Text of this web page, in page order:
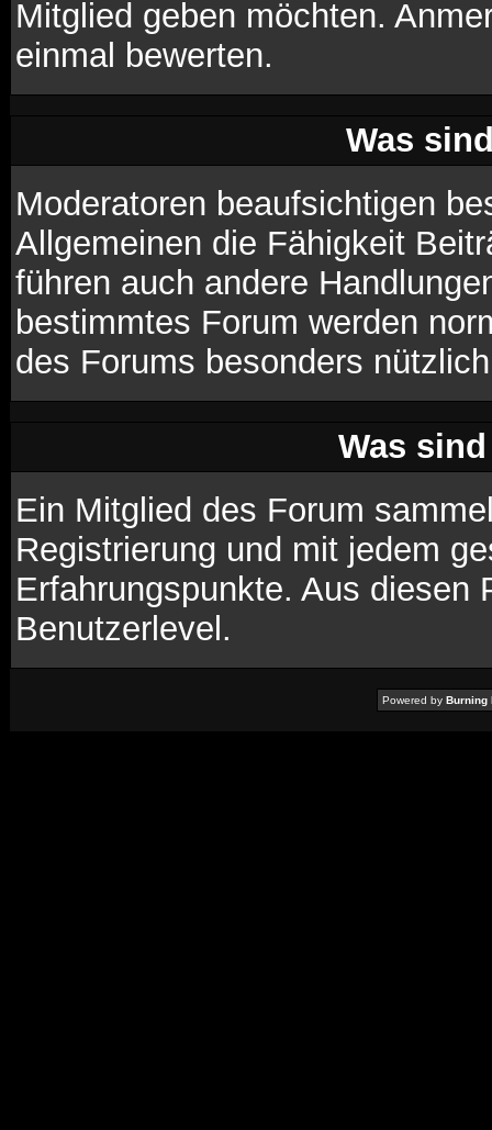
Mitglied geben möchten.
einmal bewerten.
Was
Moderatoren beaufsichtigen
Allgemeinen die Fähigkeit
führen auch andere
bestimmtes Forum werden
des Forums besonders
Was
Ein Mitglied des Forum
Registrierung und mit jedem
Erfahrungspunkte. Aus diesen
Benutzerlevel.
Powered by Burning